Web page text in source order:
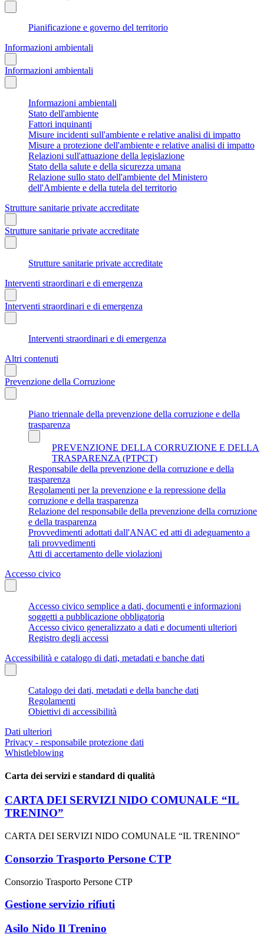
Pianificazione e governo del territorio
Informazioni ambientali
Informazioni ambientali
Informazioni ambientali
Stato dell'ambiente
Fattori inquinanti
Misure incidenti sull'ambiente e relative analisi di impatto
Misure a protezione dell'ambiente e relative analisi di impatto
Relazioni sull'attuazione della legislazione
Stato della salute e della sicurezza umana
Relazione sullo stato dell'ambiente del Ministero
dell'Ambiente e della tutela del territorio
Strutture sanitarie private accreditate
Strutture sanitarie private accreditate
Strutture sanitarie private accreditate
Interventi straordinari e di emergenza
Interventi straordinari e di emergenza
Interventi straordinari e di emergenza
Altri contenuti
Prevenzione della Corruzione
Piano triennale della prevenzione della corruzione e della
trasparenza
PREVENZIONE DELLA CORRUZIONE E DELLA
TRASPARENZA (PTPCT)
Responsabile della prevenzione della corruzione e della
trasparenza
Regolamenti per la prevenzione e la repressione della
corruzione e della trasparenza
Relazione del responsabile della prevenzione della corruzione
e della trasparenza
Provvedimenti adottati dall'ANAC ed atti di adeguamento a
tali provvedimenti
Atti di accertamento delle violazioni
Accesso civico
Accesso civico semplice a dati, documenti e informazioni
soggetti a pubblicazione obbligatoria
Accesso civico generalizzato a dati e documenti ulteriori
Registro degli accessi
Accessibilità e catalogo di dati, metadati e banche dati
Catalogo dei dati, metadati e della banche dati
Regolamenti
Obiettivi di accessibilità
Dati ulteriori
Privacy - responsabile protezione dati
Whistleblowing
Carta dei servizi e standard di qualità
CARTA DEI SERVIZI NIDO COMUNALE “IL
TRENINO”
CARTA DEI SERVIZI NIDO COMUNALE “IL TRENINO”
Consorzio Trasporto Persone CTP
Consorzio Trasporto Persone CTP
Gestione servizio rifiuti
Asilo Nido Il Trenino